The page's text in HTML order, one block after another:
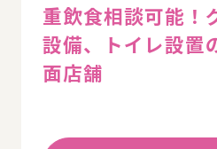
重飲食相談可能！
設備、トイレ設置
面店舗